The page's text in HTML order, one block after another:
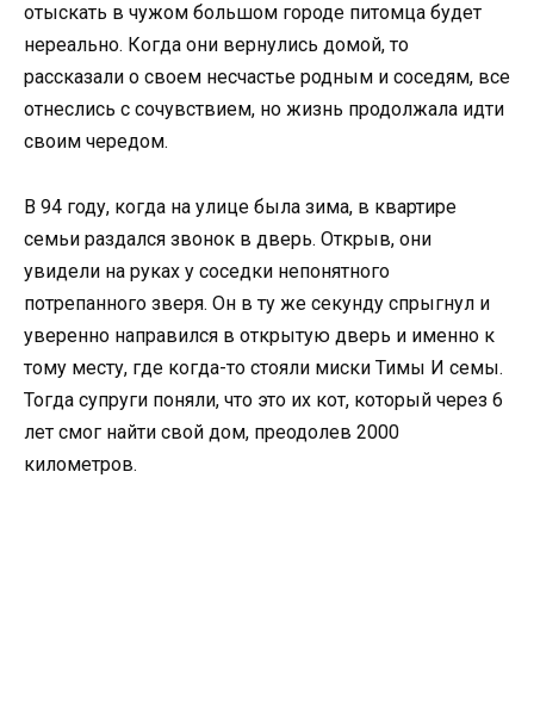
отыскать в чужом большом городе питомца будет
нереально. Когда они вернулись домой, то
рассказали о своем несчастье родным и соседям, все
отнеслись с сочувствием, но жизнь продолжала идти
своим чередом.
В 94 году, когда на улице была зима, в квартире
семьи раздался звонок в дверь. Открыв, они
увидели на руках у соседки непонятного
потрепанного зверя. Он в ту же секунду спрыгнул и
уверенно направился в открытую дверь и именно к
тому месту, где когда-то стояли миски Тимы И семы.
Тогда супруги поняли, что это их кот, который через 6
лет смог найти свой дом, преодолев 2000
километров.